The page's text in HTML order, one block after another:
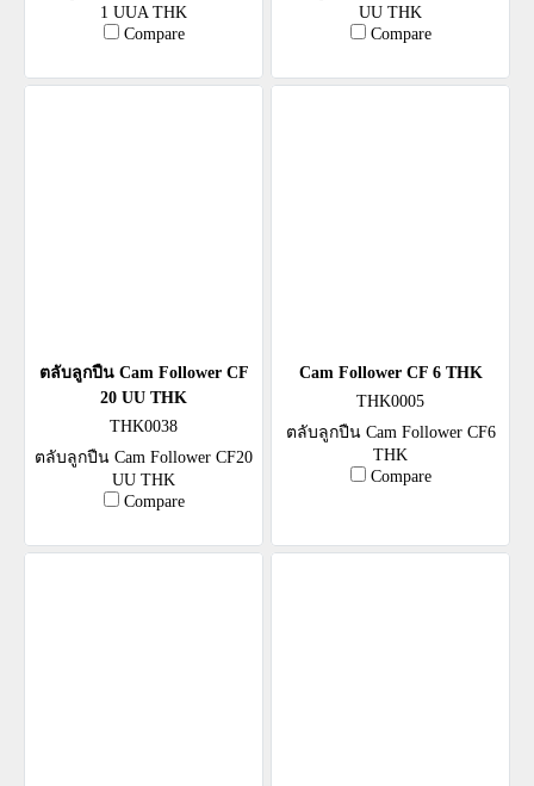
1 UUA THK
Compare
UU THK
Compare
ตลับลูกปืน Cam Follower CF
20 UU THK
THK0038
ตลับลูกปืน Cam Follower CF20
UU THK
Compare
Cam Follower CF 6 THK
THK0005
ตลับลูกปืน Cam Follower CF6
THK
Compare